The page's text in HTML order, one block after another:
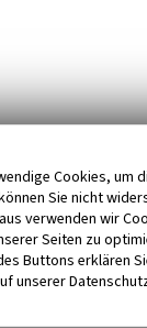
Cookies, um
Sie nicht
verwenden wir
Seiten zu
Buttons erklären
unserer